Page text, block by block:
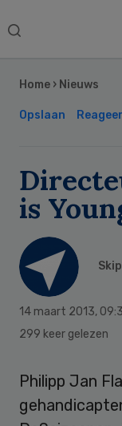
Search
Home › Nieuws
Opslaan
is
14 maart 2013,
299 keer gelezen
Philipp Jan
Sidebar